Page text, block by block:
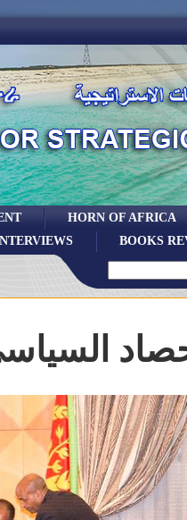
HORN OF AFRICA
BOOKS
السياسي